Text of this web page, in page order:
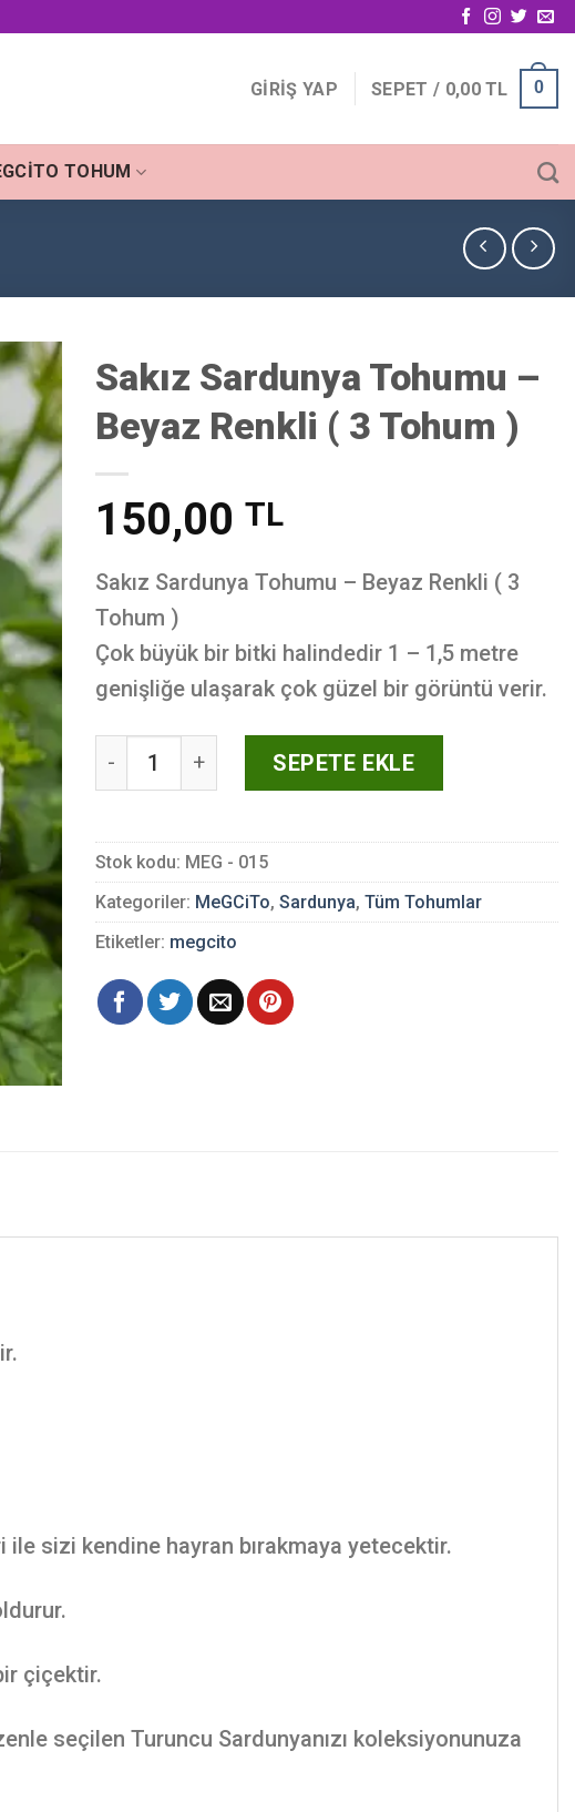
GIRIŞ YAP SEPET / 0,00TL 0
TOHUM
Sakız Sardunya Tohumu –
Beyaz Renkli ( 3 Tohum )
150,00 TL
Sakız Sardunya Tohumu – Beyaz Renkli ( 3
Tohum )
Çok büyük bir bitki halindedir 1 – 1,5 metre
genişliğe ulaşarak çok güzel bir görüntü verir.
Sakız Sardunya Tohumu - Beyaz Renkli ( 3 Tohum )
SEPETE EKLE
Stok kodu: MEG - 015
Kategoriler: MeGCiTo, Sardunya, Tüm Tohumlar
Etiketler: megcito
sizi kendine hayran bırakmaya yetecektir.
çiçektir.
seçilen Turuncu Sardunyanızı koleksiyonunuza